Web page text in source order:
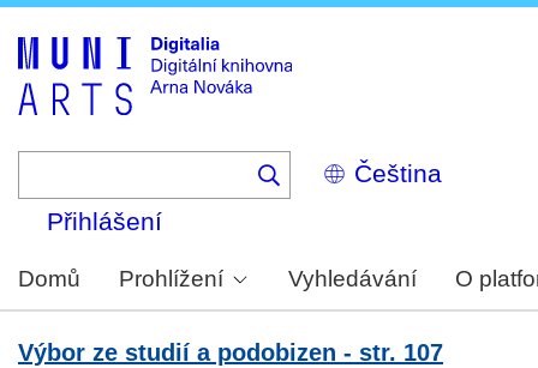
Select
your
Přihlášení
Domů Prohlížení Vyhledávání O
Výbor ze studií a podobizen - str. 107